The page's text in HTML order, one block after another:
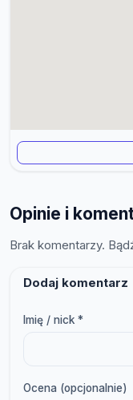
Opinie i
Brak komentarzy.
Dodaj komentarz
Imię / nick *
Ocena (opcjonalnie)